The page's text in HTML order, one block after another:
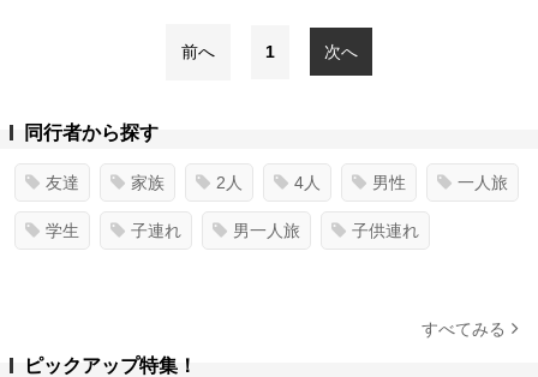
前へ 1 次へ
同行者から探す
友達 家族 2人 4人 男性 一人旅
学生 子連れ 男一人旅 子供連れ
すべてみる
ピックアップ特集！